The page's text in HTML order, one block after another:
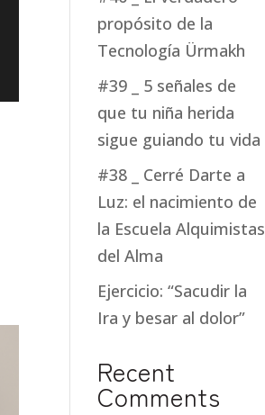
propósito de la
Tecnología Ürmakh
#39 _ 5 señales de
que tu niña herida
sigue guiando tu vida
#38 _ Cerré Darte a
Luz: el nacimiento de
la Escuela Alquimistas
del Alma
Ejercicio: “Sacudir la
Ira y besar al dolor”
Recent
Comments